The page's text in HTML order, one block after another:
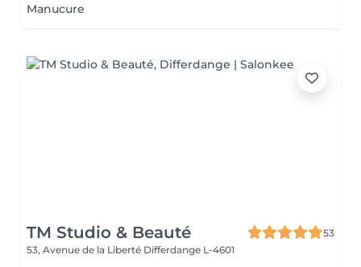
Manucure
TM Studio & Beauté
53
53, Avenue de la Liberté Differdange L-4601